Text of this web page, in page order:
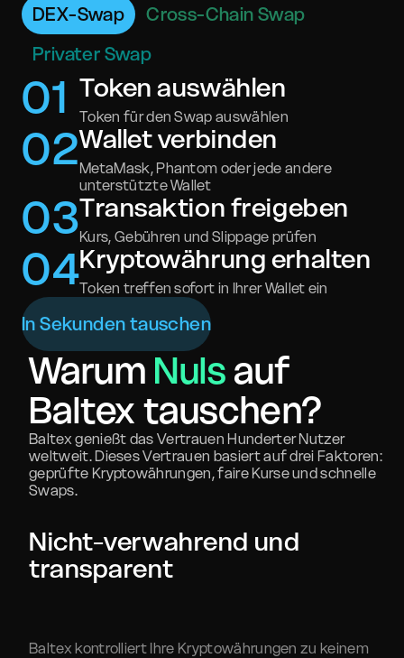
DEX-Swap
Cross-Chain Swap
Privater Swap
01 Token auswählen
Token für den Swap auswählen
02Wallet verbinden
MetaMask, Phantom oder jede andere
unterstützte Wallet
03Transaktion freigeben
Kurs, Gebühren und Slippage prüfen
04Kryptowährung erhalten
Token treffen sofort in Ihrer Wallet ein
In Sekunden tauschen
Warum Nulsauf
Baltex tauschen?
Baltex genießt das Vertrauen Hunderter Nutzer
weltweit. Dieses Vertrauen basiert auf drei Faktoren:
geprüfte Kryptowährungen, faire Kurse und schnelle
Swaps.
Nicht-verwahrend und
transparent
Baltex kontrolliert Ihre Kryptowährungen zu keinem